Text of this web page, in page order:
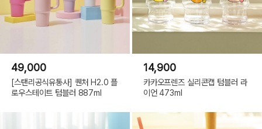
49,000
[스탠리공식유통사] 퀜처 H2.0 플
로우스테이트 텀블러 887ml
14,900
카카오프렌즈 실리콘캡 텀블러 라
이언 473ml